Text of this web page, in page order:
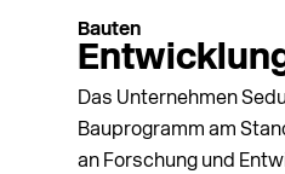
Bauten
Das Unternehmen
Bauprogramm am
an Forschung und